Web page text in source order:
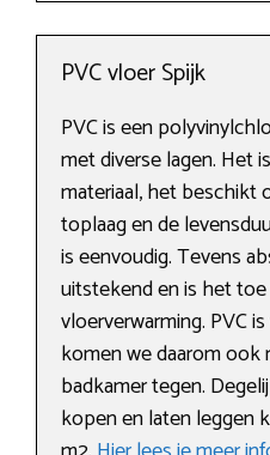
PVC vloer Spijk
PVC is een
met diverse lagen. Het
materiaal, het beschikt
toplaag en de
is eenvoudig. Tevens
uitstekend en is het
vloerverwarming. PVC
komen we daarom ook
badkamer tegen.
kopen en laten leggen